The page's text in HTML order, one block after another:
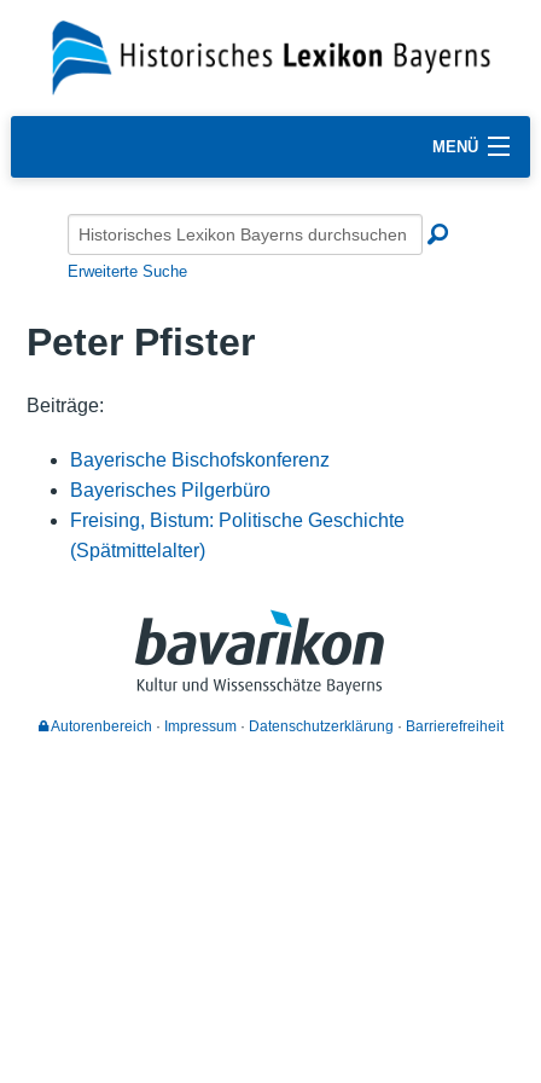
MENÜ
Erweiterte Suche
Peter Pfister
Beiträge:
Bayerische Bischofskonferenz
Bayerisches Pilgerbüro
Freising, Bistum: Politische Geschichte
(Spätmittelalter)
Autorenbereich Impressum Datenschutzerklärung Barrierefreiheit